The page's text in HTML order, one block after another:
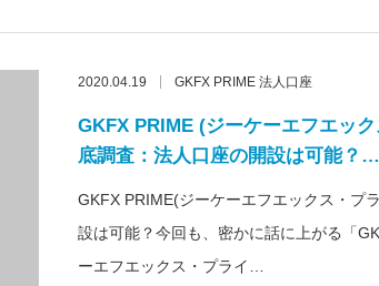
2020.04.19 GKFX PRIME 法人口座
GKFX PRIME (ジーケーエフエッ
底調査：法人口座の開設は可能？…
GKFX PRIME(ジーケーエフエックス・プ
設は可能？今回も、密かに話に上がる「
ーエフエックス・プライ…